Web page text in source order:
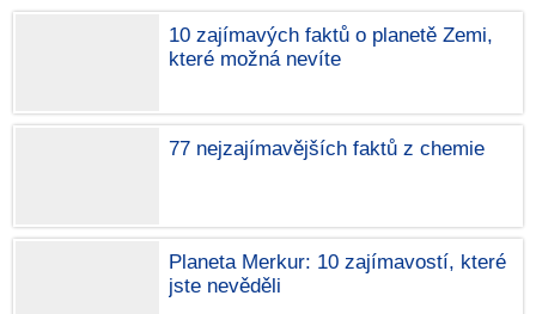
10 zajímavých faktů o planetě Zemi,
které možná nevíte
77 nejzajímavějších faktů z chemie
Planeta Merkur: 10 zajímavostí, které
jste nevěděli